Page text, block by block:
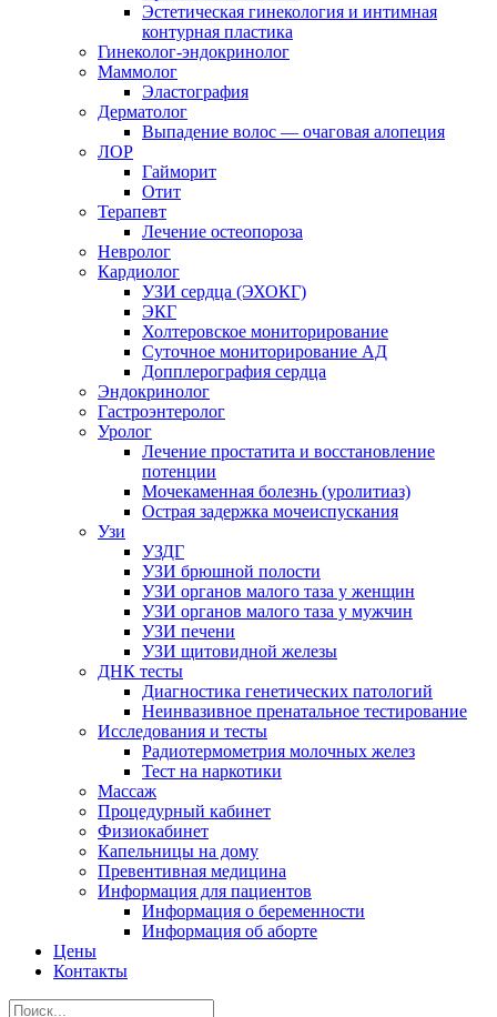
Эстетическая гинекология и интимная
контурная пластика
Гинеколог-эндокринолог
Маммолог
Эластография
Дерматолог
Выпадение волос — очаговая алопеция
ЛОР
Гайморит
Отит
Терапевт
Лечение остеопороза
Невролог
Кардиолог
УЗИ сердца (ЭХОКГ)
ЭКГ
Холтеровское мониторирование
Суточное мониторирование АД
Допплерография сердца
Эндокринолог
Гастроэнтеролог
Уролог
Лечение простатита и восстановление
потенции
Мочекаменная болезнь (уролитиаз)
Острая задержка мочеиспускания
Узи
УЗДГ
УЗИ брюшной полости
УЗИ органов малого таза у женщин
УЗИ органов малого таза у мужчин
УЗИ печени
УЗИ щитовидной железы
ДНК тесты
Диагностика генетических патологий
Неинвазивное пренатальное тестирование
Исследования и тесты
Радиотермометрия молочных желез
Тест на наркотики
Массаж
Процедурный кабинет
Физиокабинет
Капельницы на дому
Превентивная медицина
Информация для пациентов
Информация о беременности
Информация об аборте
Цены
Контакты